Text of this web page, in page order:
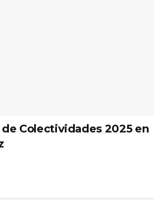
de Colectividades 2025 en